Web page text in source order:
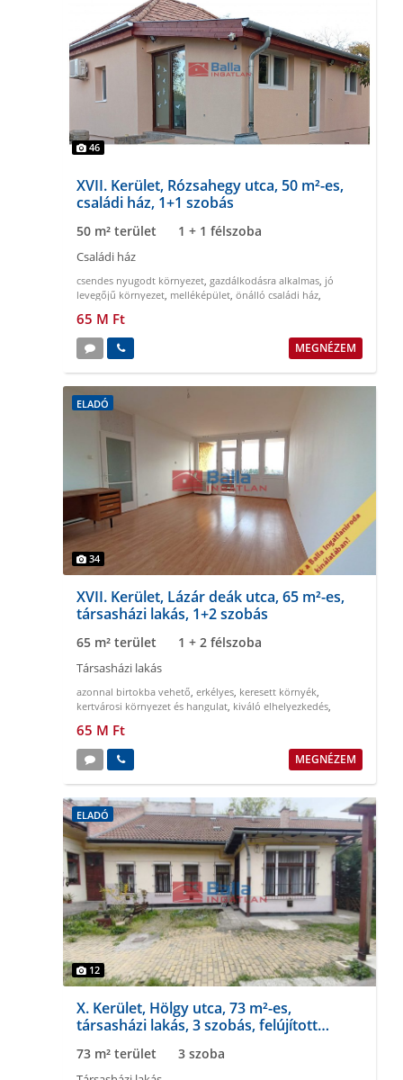
46
XVII. Kerület, Rózsahegy utca, 50 m²-es,
családi ház, 1+1 szobás
50 m² terület 1 + 1 félszoba
Családi ház
csendes nyugodt környezet, gazdálkodásra alkalmas, jó
levegőjű környezet, melléképület, önálló családi ház,
65 M Ft
MEGNÉZEM
ELADÓ
34
XVII. Kerület, Lázár deák utca, 65 m²-es,
társasházi lakás, 1+2 szobás
65 m² terület 1 + 2 félszoba
Társasházi lakás
azonnal birtokba vehető, erkélyes, keresett környék,
kertvárosi környezet és hangulat, kiváló elhelyezkedés,
65 M Ft
MEGNÉZEM
ELADÓ
12
X. Kerület, Hölgy utca, 73 m²-es,
társasházi lakás, 3 szobás, felújított
73 m² terület 3 szoba